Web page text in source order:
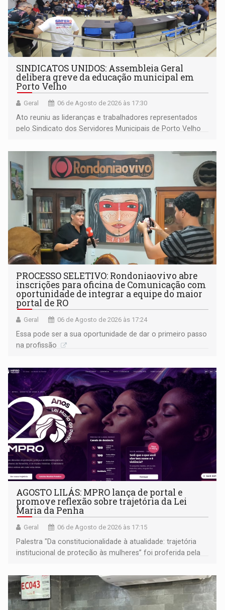
SINDICATOS UNIDOS: Assembleia Geral
delibera greve da educação municipal em
Porto Velho
Geral 06 de Agosto de 2026 às 17:30
Ato reuniu as lideranças e trabalhadores representados
pelo Sindicato dos Servidores Municipais de Porto Velho
PROCESSO SELETIVO: Rondoniaovivo abre
inscrições para oficina de Comunicação com
oportunidade de integrar a equipe do maior
portal de RO
Geral 06 de Agosto de 2026 às 17:24
Essa pode ser a sua oportunidade de dar o primeiro passo
na profissão
AGOSTO LILÁS: MPRO lança de portal e
promove reflexão sobre trajetória da Lei
Maria da Penha
Geral 06 de Agosto de 2026 às 17:15
Palestra "Da constitucionalidade à atualidade: trajetória
institucional de proteção às mulheres” foi proferida pela
Goiás